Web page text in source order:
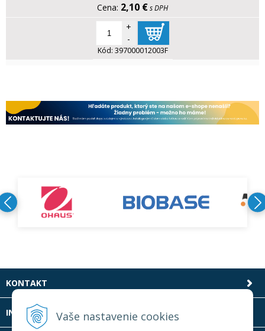
Vaše nastavenie cookies
2,10 €s DPH
+
-
Kód: 397000012003F
KONTAKT
INFOLINKA